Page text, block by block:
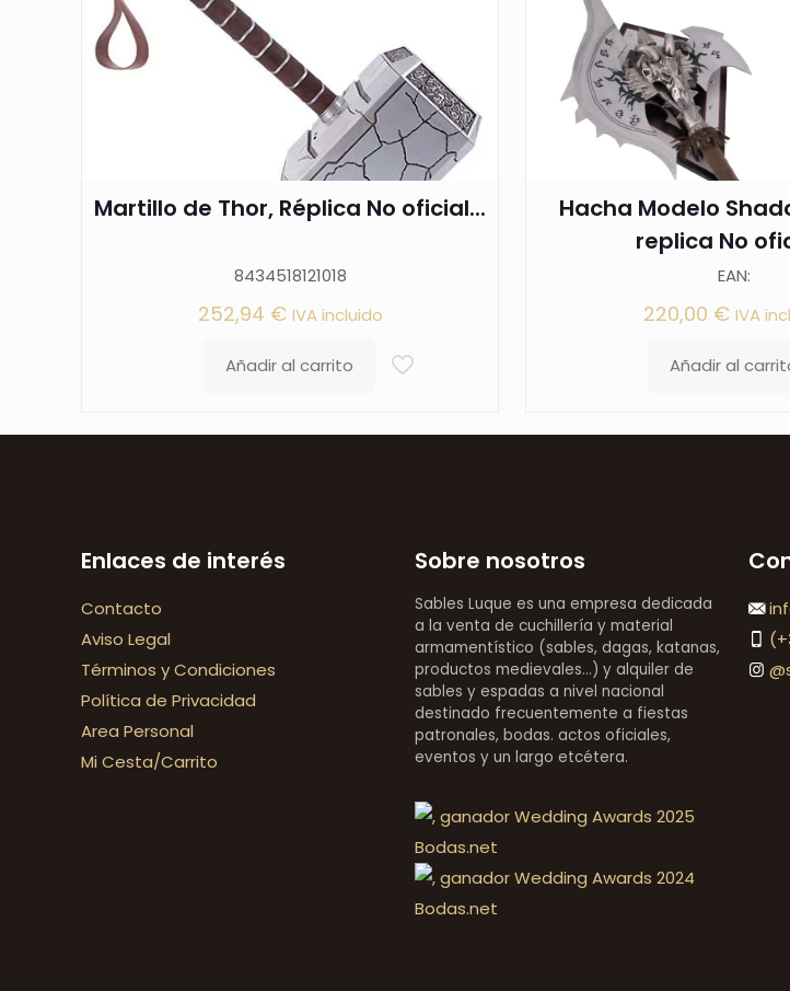
Martillo de Thor, Réplica No oficial...
8434518121018
252,94 € IVA incluido
Añadir al carrito
Hacha Modelo
replica No
EAN:
220,00 € IVA
Añadir al
Enlaces de interés
Contacto
Aviso Legal
Términos y Condiciones
Política de Privacidad
Area Personal
Mi Cesta/Carrito
Sobre nosotros
Sables Luque es una empresa dedicada
a la venta de cuchillería y material
armamentístico (sables, dagas, katanas,
productos medievales...) y alquiler de
sables y espadas a nivel nacional
destinado frecuentemente a fiestas
patronales, bodas. actos oficiales,
eventos y un largo etcétera.